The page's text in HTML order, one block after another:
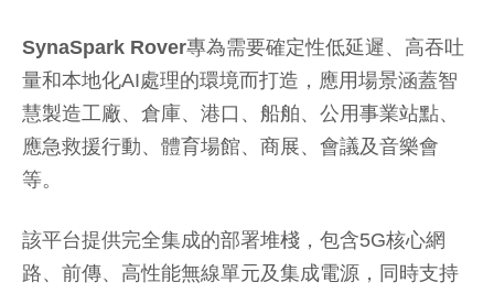
SynaSpark Rover專為需要確定性低延遲、高吞吐
量和本地化AI處理的環境而打造，應用場景涵蓋智
慧製造工廠、倉庫、港口、船舶、公用事業站點、
應急救援行動、體育場館、商展、會議及音樂會
等。
該平台提供完全集成的部署堆棧，包含5G核心網
路、前傳、高性能無線單元及集成電源，同時支持